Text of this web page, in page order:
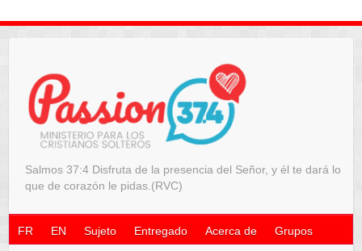
Salmos 37:4 Disfruta de la presencia del Señor, y él te dará lo
que de corazón le pidas.(RVC)
Sujeto Entregado Acerca de Grupos
FR EN